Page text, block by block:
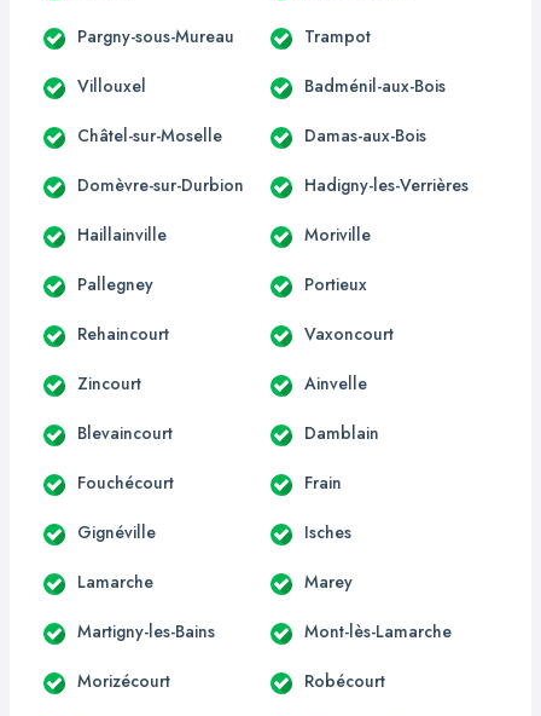
Pargny-sous-Mureau Trampot
Villouxel Badménil-aux-Bois
Châtel-sur-Moselle Damas-aux-Bois
Domèvre-sur-Durbion Hadigny-les-Verrières
Haillainville Moriville
Pallegney Portieux
Rehaincourt Vaxoncourt
Zincourt Ainvelle
Blevaincourt Damblain
Fouchécourt Frain
Gignéville Isches
Lamarche Marey
Martigny-les-Bains Mont-lès-Lamarche
Morizécourt Robécourt